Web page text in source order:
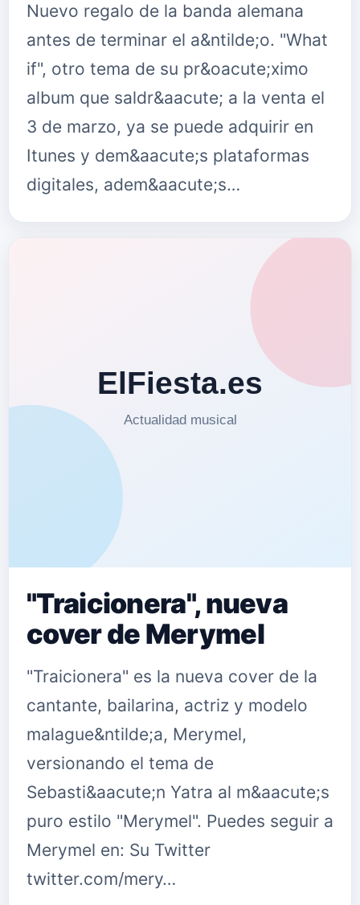
Nuevo regalo de la banda alemana
antes de terminar el a&ntilde;o. "What
if", otro tema de su pr&oacute;ximo
album que saldr&aacute; a la venta el
3 de marzo, ya se puede adquirir en
Itunes y dem&aacute;s plataformas
digitales, adem&aacute;s…
"Traicionera", nueva
cover de Merymel
"Traicionera" es la nueva cover de la
cantante, bailarina, actriz y modelo
malague&ntilde;a, Merymel,
versionando el tema de
Sebasti&aacute;n Yatra al m&aacute;s
puro estilo "Merymel". Puedes seguir a
Merymel en: Su Twitter
twitter.com/mery…